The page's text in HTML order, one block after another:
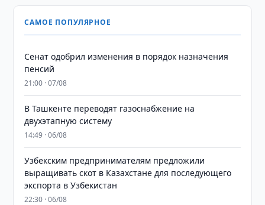
САМОЕ ПОПУЛЯРНОЕ
Сенат одобрил изменения в порядок назначения
пенсий
21:00 · 07/08
В Ташкенте переводят газоснабжение на
двухэтапную систему
14:49 · 06/08
Узбекским предпринимателям предложили
выращивать скот в Казахстане для последующего
экспорта в Узбекистан
22:30 · 06/08